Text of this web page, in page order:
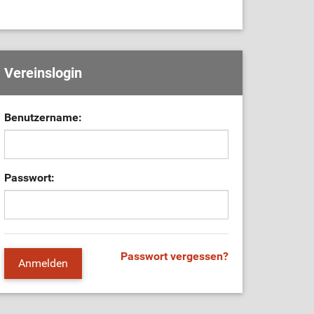
Vereinslogin
Benutzername:
Passwort:
Passwort vergessen?